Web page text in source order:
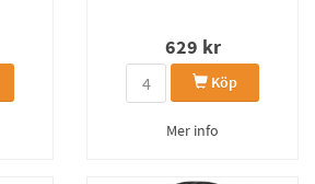
629 kr
Köp
Mer info